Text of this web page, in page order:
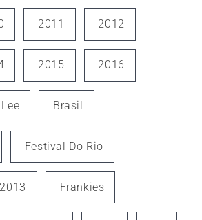
2011 2012
2015 2016
Brasil
Festival Do Rio
Frankies